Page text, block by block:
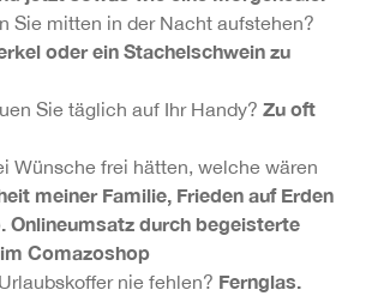
Sie mitten in der Nacht aufstehen?
oder ein Stachelschwein zu
Sie täglich auf Ihr Handy? Zu oft
Wünsche frei hätten, welche wären
meiner Familie, Frieden auf Erden
Onlineumsatz durch begeisterte
Comazoshop
nie fehlen? Fernglas.